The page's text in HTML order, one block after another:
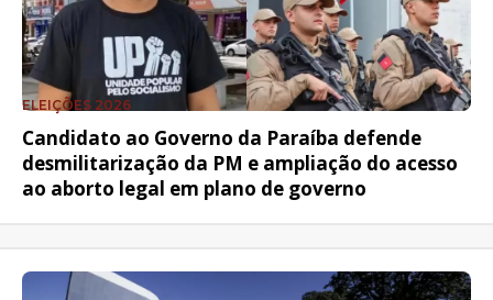
ELEIÇÕES 2026
Candidato ao Governo da Paraíba defende
desmilitarização da PM e ampliação do acesso
ao aborto legal em plano de governo